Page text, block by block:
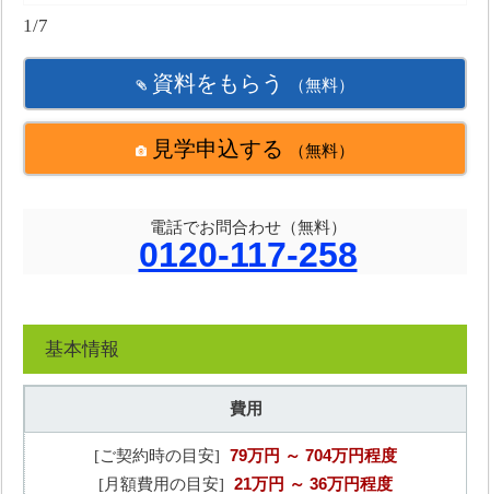
1/7
資料をもらう （無料）
見学申込する （無料）
電話でお問合わせ（無料）
0120-117-258
基本情報
費用
[ご契約時の目安] 79万円 ～ 704万円程度
[月額費用の目安] 21万円 ～ 36万円程度